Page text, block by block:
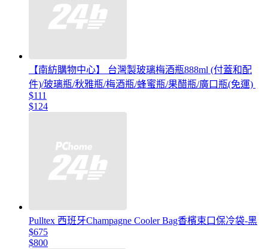
【南紡購物中心】 台灣製玻璃梅酒瓶888ml (付蓋和配
件)/玻璃瓶/秋雅瓶/梅酒瓶/蜂蜜瓶/果醋瓶/廣口瓶(免運)
$111
$124
Pulltex 西班牙Champagne Cooler Bag香檳束口保冷袋-黑
$675
$800